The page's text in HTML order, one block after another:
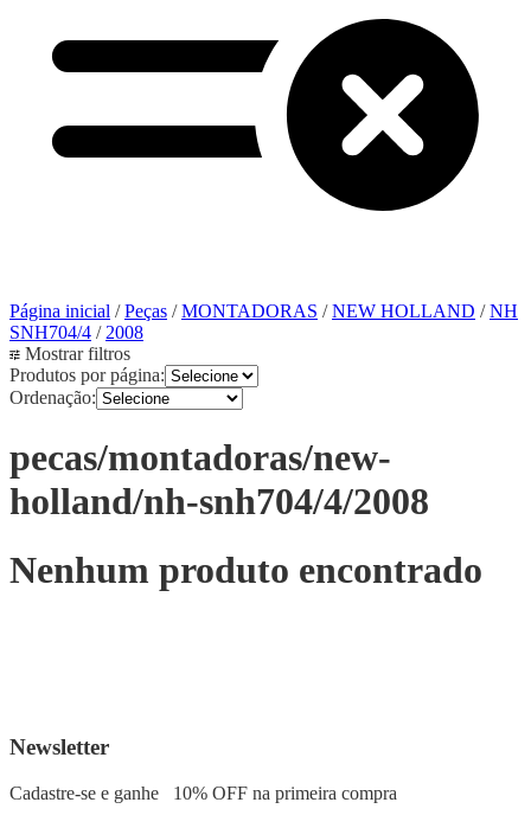
Página inicial /Peças /MONTADORAS /NEW HOLLAND /NH
SNH704/4 /2008
Mostrar filtros
Produtos por página:
Ordenação:
pecas/montadoras/new-
holland/nh-snh704/4/2008
Nenhum produto encontrado
Newsletter
Cadastre-se e ganhe 10% OFF na primeira compra